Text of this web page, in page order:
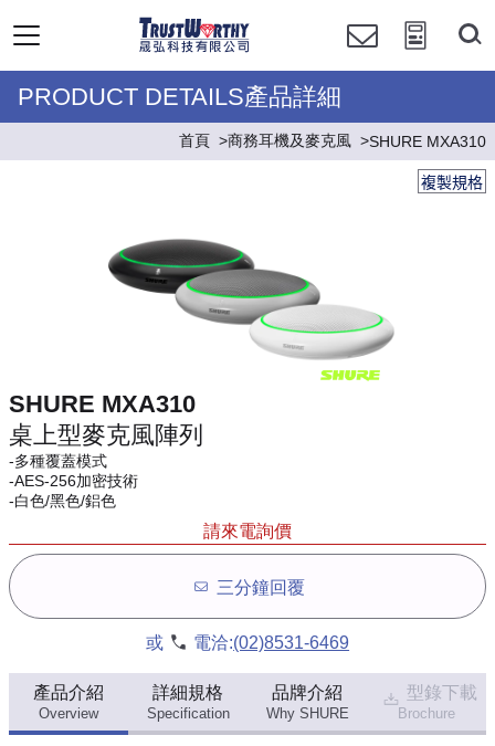
PRODUCT DETAILS產品詳細
首頁 商務耳機及麥克風 SHURE MXA310
複製規格
SHURE MXA310
桌上型麥克風陣列
-多種覆蓋模式
-AES-256加密技術
-白色/黑色/鋁色
請來電詢價
三分鐘回覆
或 電洽:(02)8531-6469
產品介紹
Overview
詳細規格
Specification
品牌介紹
Why SHURE
型錄下載
Brochure